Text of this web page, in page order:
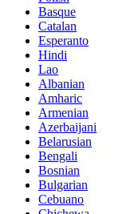
Basque
Catalan
Esperanto
Hindi
Lao
Albanian
Amharic
Armenian
Azerbaijani
Belarusian
Bengali
Bosnian
Bulgarian
Cebuano